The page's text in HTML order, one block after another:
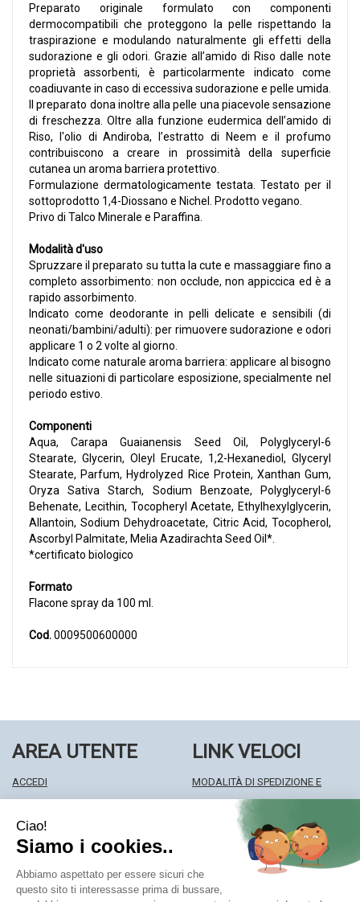
Preparato originale formulato con componenti
dermocompatibili che proteggono la pelle rispettando la
traspirazione e modulando naturalmente gli effetti della
sudorazione e gli odori. Grazie all’amido di Riso dalle note
proprietà assorbenti, è particolarmente indicato come
coadiuvante in caso di eccessiva sudorazione e pelle umida.
Il preparato dona inoltre alla pelle una piacevole sensazione
di freschezza. Oltre alla funzione eudermica dell’amido di
Riso, l'olio di Andiroba, l’estratto di Neem e il profumo
contribuiscono a creare in prossimità della superficie
cutanea un aroma barriera protettivo.
Formulazione dermatologicamente testata. Testato per il
sottoprodotto 1,4-Diossano e Nichel. Prodotto vegano.
Privo di Talco Minerale e Paraffina.
Modalità d'uso
Spruzzare il preparato su tutta la cute e massaggiare fino a
completo assorbimento: non occlude, non appiccica ed è a
rapido assorbimento.
Indicato come deodorante in pelli delicate e sensibili (di
neonati/bambini/adulti): per rimuovere sudorazione e odori
applicare 1 o 2 volte al giorno.
Indicato come naturale aroma barriera: applicare al bisogno
nelle situazioni di particolare esposizione, specialmente nel
periodo estivo.
Componenti
Aqua, Carapa Guaianensis Seed Oil, Polyglyceryl-6
Stearate, Glycerin, Oleyl Erucate, 1,2-Hexanediol, Glyceryl
Stearate, Parfum, Hydrolyzed Rice Protein, Xanthan Gum,
Oryza Sativa Starch, Sodium Benzoate, Polyglyceryl-6
Behenate, Lecithin, Tocopheryl Acetate, Ethylhexylglycerin,
Allantoin, Sodium Dehydroacetate, Citric Acid, Tocopherol,
Ascorbyl Palmitate, Melia Azadirachta Seed Oil*.
*certificato biologico
Formato
Flacone spray da 100 ml.
Cod.0009500600000
AREA UTENTE
ACCEDI
WISHLIST
ISCRIZIONE ALLA NEWSLETTER
LINK VELOCI
MODALITÀ DI SPEDIZIONE E
MODALITÀ DI PAGAMENTO
INFORMATIVA PRIVACY
CONDIZIONI DI VENDITA